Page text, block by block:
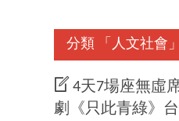
分類 「人文社會」
4天7場座無虛
劇《只此青綠》